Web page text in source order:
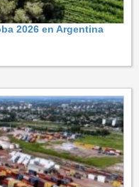
2026 en Argentina